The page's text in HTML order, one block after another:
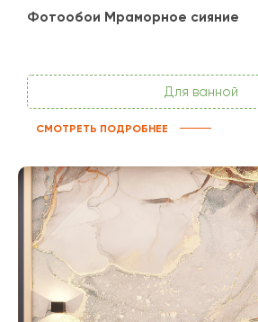
Фотообои Мраморное сияние
Для ванной
СМОТРЕТЬ ПОДРОБНЕЕ